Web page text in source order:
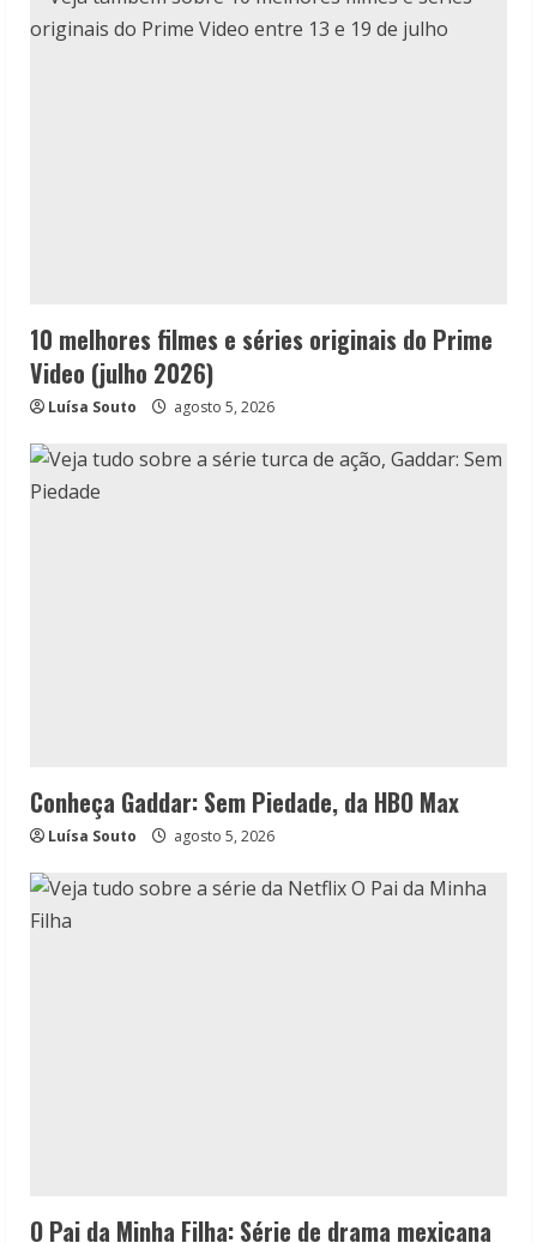
10 melhores filmes e séries originais do Prime
Video (julho 2026)
Luísa Souto agosto 5, 2026
Conheça Gaddar: Sem Piedade, da HBO Max
Luísa Souto agosto 5, 2026
O Pai da Minha Filha: Série de drama mexicana